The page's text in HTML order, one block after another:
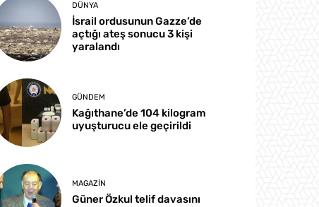
DÜNYA
İsrail ordusunun Gazze’de
açtığı ateş sonucu 3 kişi
yaralandı
GÜNDEM
Kağıthane’de 104 kilogram
uyuşturucu ele geçirildi
MAGAZIN
Güner Özkul telif davasını